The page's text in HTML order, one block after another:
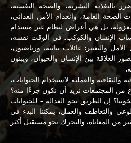
بالتغذية البشرية، والصحة النفسية،
الصحة العامة، وانعدام الأمن الغذائي،
معزولة، بل هي أعراض لنظام غير مستدام
الإنسان والكوكب. في الوقت نفسه،
والتغيير: عائلات نباتية، ورياضيون،
العلاقة بين الإنسان والحيوان، ويبنون
والثقافية والعملية لاستخدام الحيوانات،
من المجتمعات نريد أن نكون جزءًا منه؟
إن الطريق نحو العدالة - للحيوانات
والتعاطف والعمل، يمكننا البدء في
من المعاناة، والتحرك نحو مستقبل أكثر